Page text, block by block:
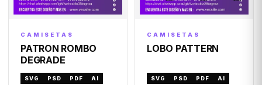
CAMISETAS
PATRON ROMBO
DEGRADE
SVG PSD PDF AI
CAMISETAS
LOBO PATTERN
SVG PSD PDF AI